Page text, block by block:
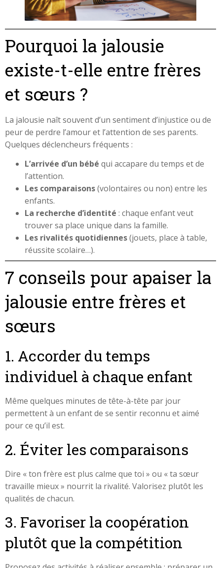
Pourquoi la jalousie
existe-t-elle entre frères
et sœurs ?
La jalousie naît souvent d’un sentiment d’injustice ou de
peur de perdre l’amour et l’attention de ses parents.
Quelques déclencheurs fréquents :
L’arrivée d’un bébé qui accapare du temps et de
l’attention.
Les comparaisons(volontaires ou non) entre les
enfants.
La recherche d’identité : chaque enfant veut
trouver sa place unique dans la famille.
Les rivalités quotidiennes(jouets, place à table,
réussite scolaire…).
7 conseils pour apaiser la
jalousie entre frères et
sœurs
1. Accorder du temps
individuel à chaque enfant
Même quelques minutes de tête-à-tête par jour
permettent à un enfant de se sentir reconnu et aimé
pour ce qu’il est.
2. Éviter les comparaisons
Dire « ton frère est plus calme que toi » ou « ta sœur
travaille mieux » nourrit la rivalité. Valorisez plutôt les
qualités de chacun.
3. Favoriser la coopération
plutôt que la compétition